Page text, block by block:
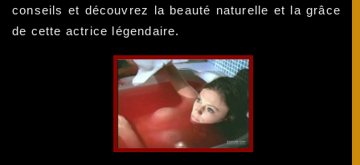
conseils et découvrez la beauté naturelle et la grâce
de cette actrice légendaire.